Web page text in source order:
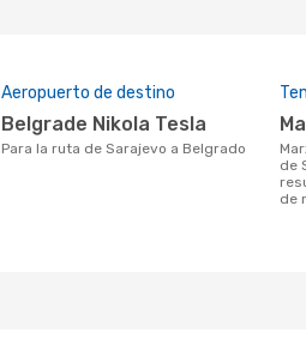
Aeropuerto de destino
Belgrade Nikola Tesla
Para la ruta de Sarajevo a Belgrado
marzo es el mes más popular para volar
de
de